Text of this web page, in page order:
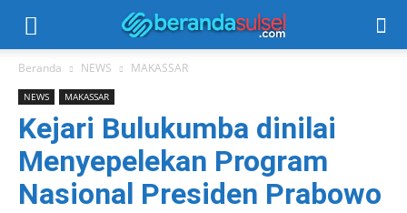
Beranda NEWS MAKASSAR
NEWS MAKASSAR
Kejari Bulukumba dinilai
Menyepelekan Program
Nasional Presiden Prabowo